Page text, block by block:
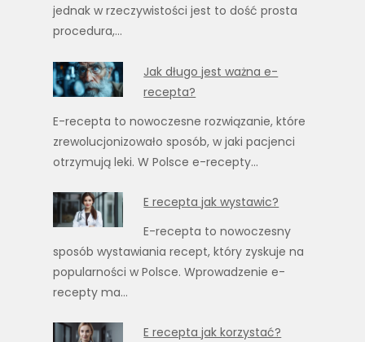
jednak w rzeczywistości jest to dość prosta
procedura,…
Jak długo jest ważna e-
recepta?
E-recepta to nowoczesne rozwiązanie, które
zrewolucjonizowało sposób, w jaki pacjenci
otrzymują leki. W Polsce e-recepty…
E recepta jak wystawic?
E-recepta to nowoczesny
sposób wystawiania recept, który zyskuje na
popularności w Polsce. Wprowadzenie e-
recepty ma…
E recepta jak korzystać?